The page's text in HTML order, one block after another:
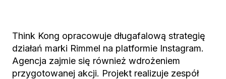
Think Kong opracowuje długafalową strategię
działań marki Rimmel na platformie Instagram.
Agencja zajmie się również wdrożeniem
przygotowanej akcji. Projekt realizuje zespół